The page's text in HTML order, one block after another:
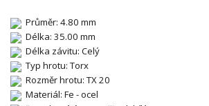
Průměr: 4.80 mm
Délka: 35.00 mm
Délka závitu: Celý
Typ hrotu: Torx
Rozměr hrotu: TX 20
Materiál: Fe - ocel